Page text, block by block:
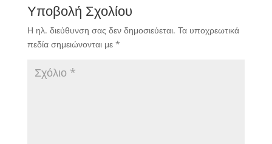
Υποβολή Σχολίου
Η ηλ. διεύθυνση σας δεν δημοσιεύεται. Τα υποχρεωτικά
πεδία σημειώνονται με *